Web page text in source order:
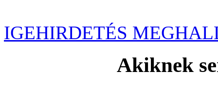
IGEHIRDETÉS
Akiknek